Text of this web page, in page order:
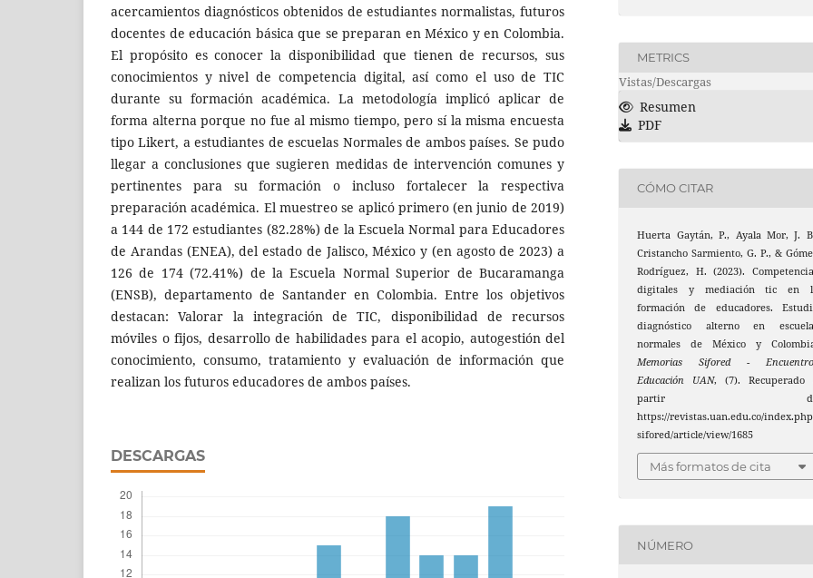
acercamientos diagnósticos obtenidos de estudiantes normalistas, futuros
docentes de educación básica que se preparan en México y en Colombia.
El propósito es conocer la disponibilidad que tienen de recursos, sus
conocimientos y nivel de competencia digital, así como el uso de TIC
durante su formación académica. La metodología implicó aplicar de
forma alterna porque no fue al mismo tiempo, pero sí la misma encuesta
tipo Likert, a estudiantes de escuelas Normales de ambos países. Se pudo
llegar a conclusiones que sugieren medidas de intervención comunes y
pertinentes para su formación o incluso fortalecer la respectiva
preparación académica. El muestreo se aplicó primero (en junio de 2019)
a 144 de 172 estudiantes (82.28%) de la Escuela Normal para Educadores
de Arandas (ENEA), del estado de Jalisco, México y (en agosto de 2023) a
126 de 174 (72.41%) de la Escuela Normal Superior de Bucaramanga
(ENSB), departamento de Santander en Colombia. Entre los objetivos
destacan: Valorar la integración de TIC, disponibilidad de recursos
móviles o fijos, desarrollo de habilidades para el acopio, autogestión del
conocimiento, consumo, tratamiento y evaluación de información que
realizan los futuros educadores de ambos países.
DESCARGAS
METRICS
Vistas/Descargas
Resumen
PDF
CÓMO CITAR
Huerta Gaytán, P., Ayala Mor, J.
Cristancho Sarmiento, G. P., &
Rodríguez, H. (2023).
digitales y mediación tic en
formación de educadores.
diagnóstico alterno en
normales de México y
Memorias Sifored -
Educación UAN, (7). Recuperado
partir
https://revistas.uan.edu.co/
sifored/article/view/1685
Más formatos de cita
NÚMERO